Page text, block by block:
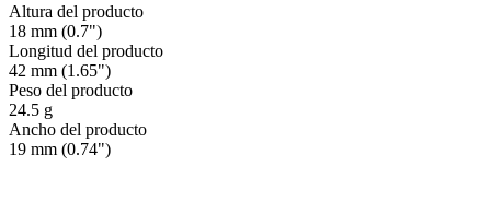
Altura del producto
18 mm (0.7")
Longitud del producto
42 mm (1.65")
Peso del producto
24.5 g
Ancho del producto
19 mm (0.74")